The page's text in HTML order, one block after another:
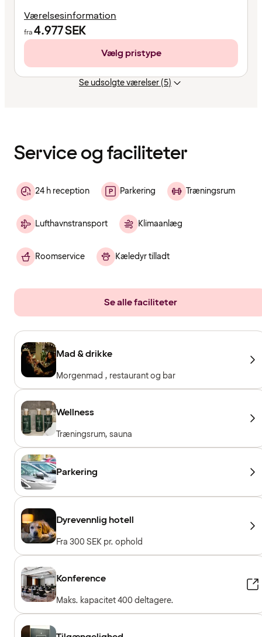
Værelsesinformation
fra4.977SEK
Vælg pristype
Se udsolgte værelser (5)
Service og faciliteter
24 h reception Parkering Træningsrum
Lufthavnstransport Klimaanlæg
Roomservice Kæledyr tilladt
Se alle faciliteter
Mad & drikke
Morgenmad , restaurant og bar
Wellness
Træningsrum, sauna
Parkering
Dyrevennlig hotell
Fra 300 SEK pr. ophold
Konference
Maks. kapacitet 400 deltagere.